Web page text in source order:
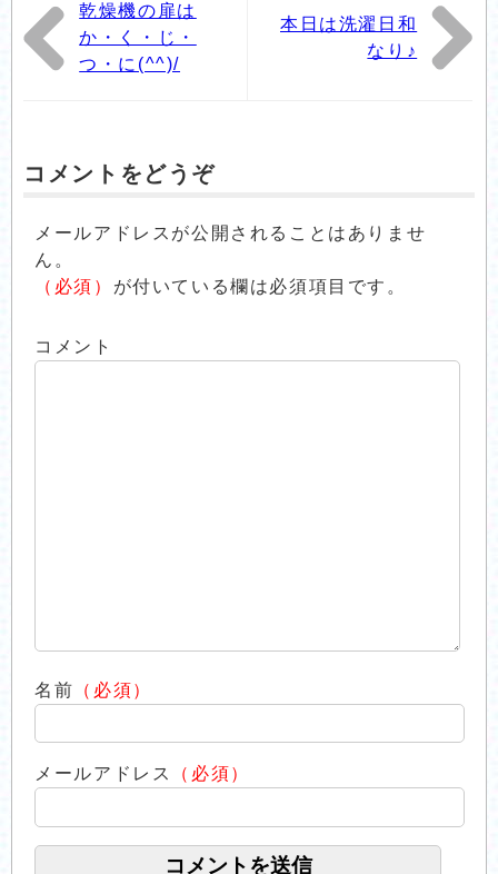
乾燥機の扉は
か・く・じ・
つ・に(^^)/
本日は洗濯日和
なり♪
コメントをどうぞ
メールアドレスが公開されることはありませ
ん。
（必須） が付いている欄は必須項目です。
コメント
名前 （必須）
メールアドレス （必須）